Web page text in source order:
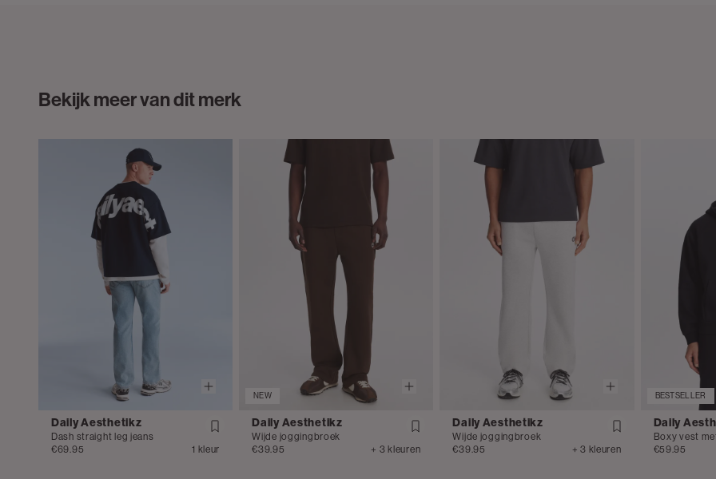
Bekijk meer van dit merk
Daily Aesthetikz
Dash straight leg jeans
€69.95
1 kleur
NEW
Daily Aesthetikz
Wijde joggingbroek
€39.95
+ 3 kleuren
Daily Aesthetikz
Wijde joggingbroek
€39.95
+ 3 kleuren
BESTSELLER
Daily
Boxy vest
€59.95